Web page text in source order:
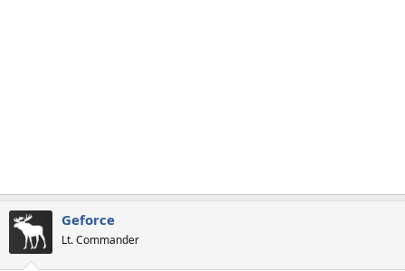
Geforce
Lt. Commander